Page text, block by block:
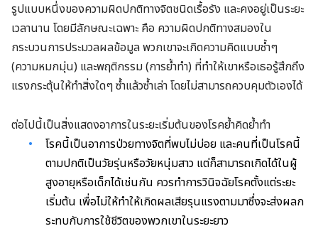
รูปแบบหนึ่งของความผิดปกติทางจิตชนิดเรื้อรัง และคงอยู่เป็นระยะ
เวลานาน โดยมีลักษณะเฉพาะ คือ ความผิดปกติทางสมองใน
กระบวนการประมวลผลข้อมูล พวกเขาจะเกิดความคิดแบบซ้ำๆ
(ความหมกมุ่น) และพฤติกรรม (การย้ำทำ) ที่ทำให้เขาหรือเธอรู้สึกถึง
แรงกระตุ้นให้ทำสิ่งใดๆ ซ้ำแล้วซ้ำเล่า โดยไม่สามารถควบคุมตัวเองได้
ต่อไปนี้เป็นสิ่งแสดงอาการในระยะเริ่มต้นของโรคย้ำคิดย้ำทำ
โรคนี้เป็นอาการป่วยทางจิตที่พบไม่บ่อย และคนที่เป็นโรคนี้
ตามปกติเป็นวัยรุ่นหรือวัยหนุ่มสาว แต่ก็สามารถเกิดได้ในผู้
สูงอายุหรือเด็กได้เช่นกัน ควรทำการวินิจฉัยโรคตั้งแต่ระยะ
เริ่มต้น เพื่อไม่ให้ทำให้เกิดผลเสียรุนแรงตามมาซึ่งจะส่งผลก
ระทบกับการใช้ชีวิตของพวกเขาในระยะยาว